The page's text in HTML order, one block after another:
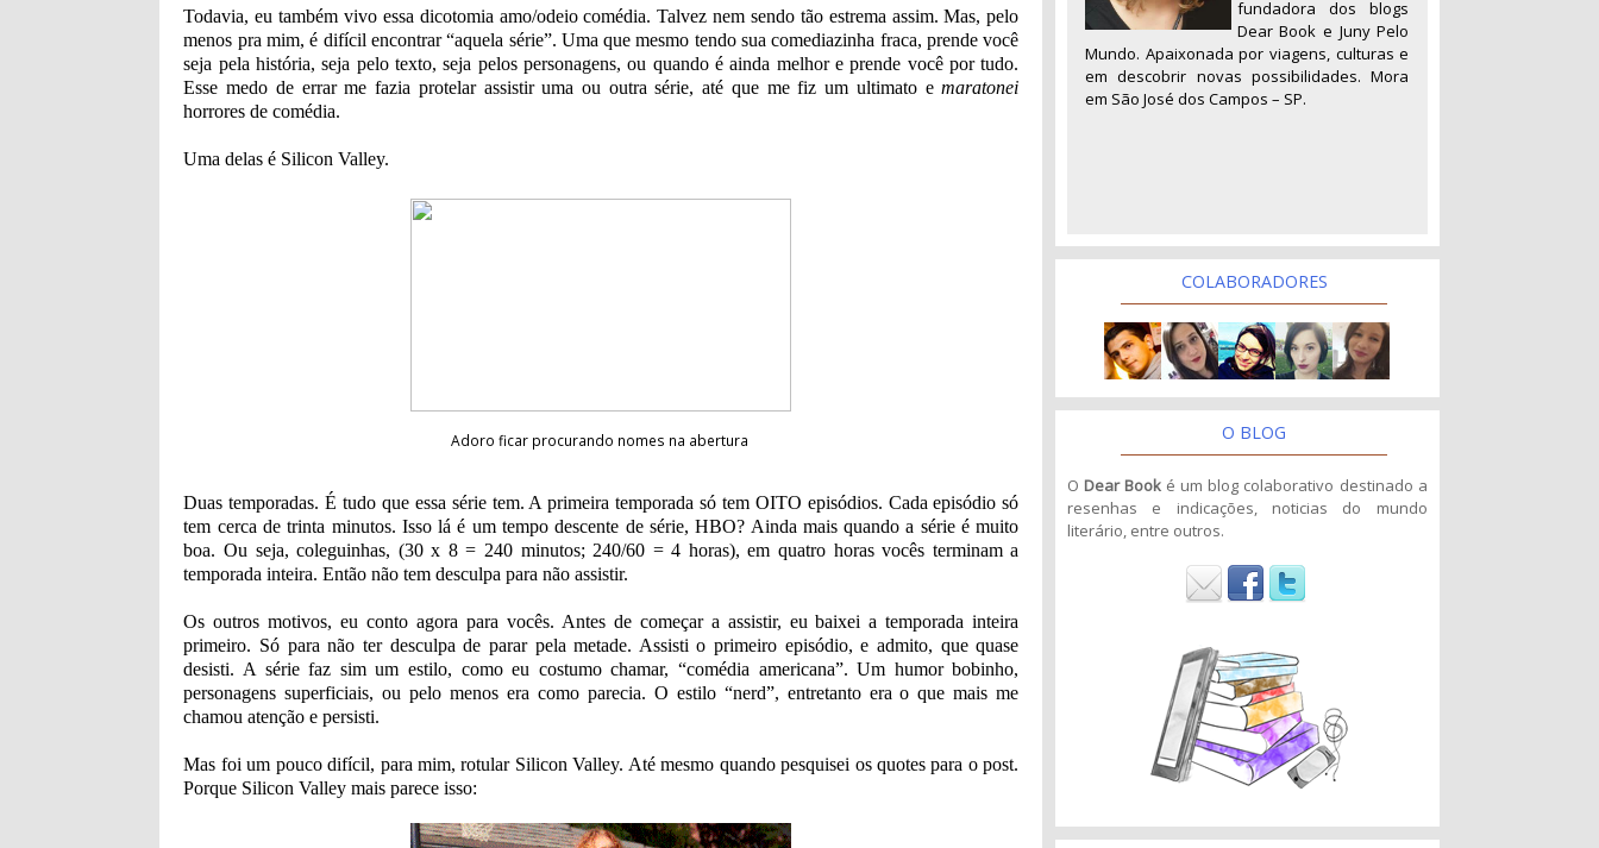
Todavia, eu também vivo essa dicotomia amo/odeio comédia. Talvez nem sendo tão estrema assim. Mas, pelo
menos pra mim, é difícil encontrar “aquela série”. Uma que mesmo tendo sua comediazinha fraca, prende você
seja pela história, seja pelo texto, seja pelos personagens, ou quando é ainda melhor e prende você por tudo.
Esse medo de errar me fazia protelar assistir uma ou outra série, até que me fiz um ultimato emaratonei
horrores de comédia.
Uma delas é Silicon Valley.
Adoro ficar procurando nomes na abertura
Duas temporadas. É tudo que essa série tem. A primeira temporada só tem OITO episódios. Cada episódio só
tem cerca de trinta minutos. Isso lá é um tempo descente de série, HBO? Ainda mais quando a série é muito
boa. Ou seja, coleguinhas, (30 x 8 = 240 minutos; 240/60 = 4 horas), em quatro horas vocês terminam a
temporada inteira. Então não tem desculpa para não assistir.
Os outros motivos, eu conto agora para vocês. Antes de começar a assistir, eu baixei a temporada inteira
primeiro. Só para não ter desculpa de parar pela metade. Assisti o primeiro episódio, e admito, que quase
desisti. A série faz sim um estilo, como eu costumo chamar, “comédia americana”. Um humor bobinho,
personagens superficiais, ou pelo menos era como parecia. O estilo “nerd”, entretanto era o que mais me
chamou atenção e persisti.
Mas foi um pouco difícil, para mim, rotular Silicon Valley. Até mesmo quando pesquisei os quotes para o post.
Porque Silicon Valley mais parece isso:
fundadora dos blogs
Dear Book e Juny Pelo
Mundo. Apaixonada por viagens, culturas e
em descobrir novas possibilidades. Mora
em São José dos Campos – SP.
COLABORADORES
O BLOG
O Dear Book é um blog colaborativo destinado a
resenhas e indicações, noticias do mundo
literário, entre outros.